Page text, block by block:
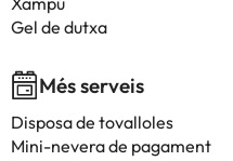
Gel de dutxa
Més serveis
Disposa de tovalloles
Mini-nevera de pagament